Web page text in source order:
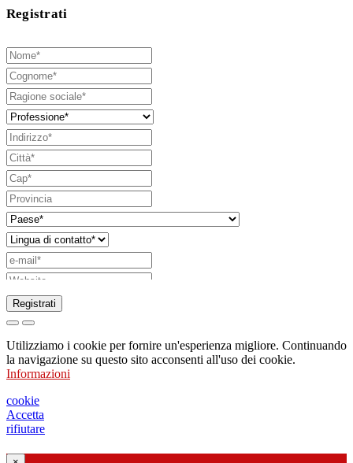
Registrati
Richiesta di invio di catalogo
Richiesta di essere contattato da un vostro
funzionario di vendita
Richiesta di supporto o di progettazione
illuminotecnica
Registrati
Utilizziamo i cookie per fornire un'esperienza migliore. Continuando
la navigazione su questo sito acconsenti all'uso dei cookie.
Informazioni
cookie
Accetta
rifiutare